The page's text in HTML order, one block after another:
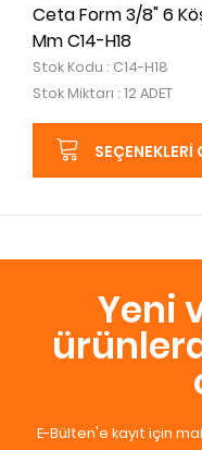
Ceta Form 3/8" 6
Mm C14-H18
Stok Kodu : C14-H18
Stok Miktarı : 12 ADET
SEÇENEKLERI
Yeni
E-Bülten'e kayıt için